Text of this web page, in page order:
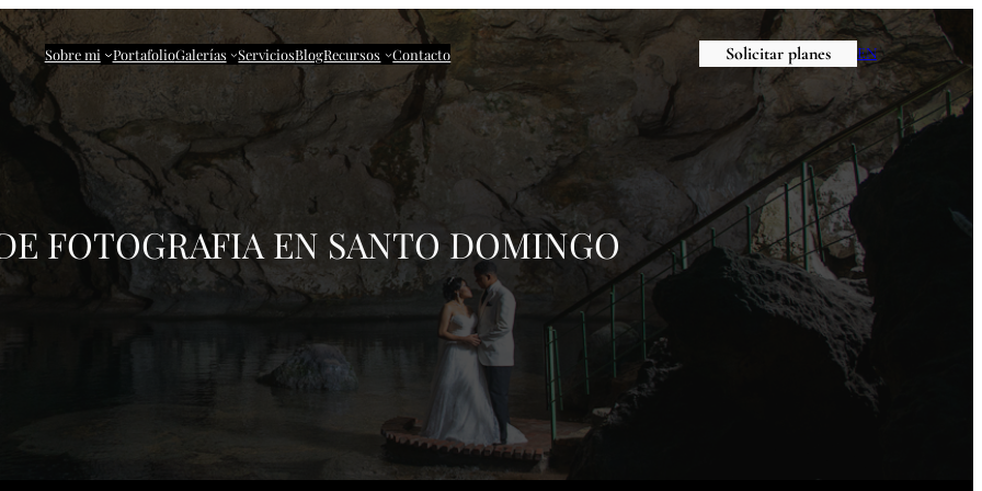
Sobre mi PortafolioGalerías ServiciosBlogRecursos Contacto Solicitar planes EN
FOTOGRAFIA EN SANTO DOMINGO